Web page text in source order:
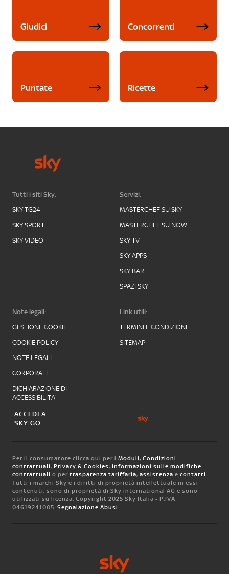
Giudici Concorrenti
Puntate Ricette
Tutti i siti Sky:
SKY TG24
SKY SPORT
SKY VIDEO
Servizi:
MASTERCHEF SU SKY
MASTERCHEF SU NOW
SKY TV
SKY APPS
SKY BAR
SPAZI SKY
Note legali:
GESTIONE COOKIE
COOKIE POLICY
NOTE LEGALI
CORPORATE
DICHIARAZIONE DI
ACCESSIBILITA'
Link utili:
TERMINI E CONDIZIONI
SITEMAP
ACCEDI A
SKY GO
Per il consumatore clicca qui per i Moduli, Condizioni
contrattuali, Privacy & Cookies, informazioni sulle modifiche
contrattuali o per trasparenza tariffaria, assistenza e contatti.
Tutti i marchi Sky e i diritti di proprietà intellettuale in essi
contenuti, sono di proprietà di Sky international AG e sono
utilizzati su licenza. Copyright 2025 Sky Italia - P.IVA
04619241005. Segnalazione Abusi